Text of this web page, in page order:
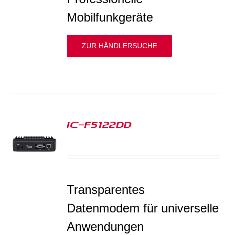
Mobilfunkgeräte
ZUR HÄNDLERSUCHE
IC-F5122DD
Transparentes
Datenmodem für universelle
Anwendungen